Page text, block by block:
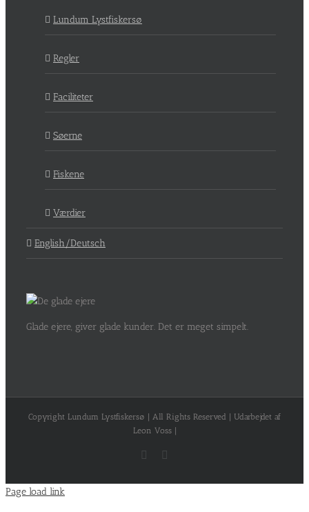
Lundum Lystfiskersø
Regler
Faciliteter
Søerne
Fiskene
Værdier
English/Deutsch
Glade ejere, giver glade kunder. Det er meget simpelt.
Copyright Lundum Lystfiskersø | All Rights Reserved | Udarbejdet af
Leon Voss |
Facebook
Page load link